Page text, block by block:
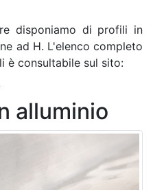
disponiamo di profili in
ad H. L'elenco completo
è consultabile sul sito:
alluminio